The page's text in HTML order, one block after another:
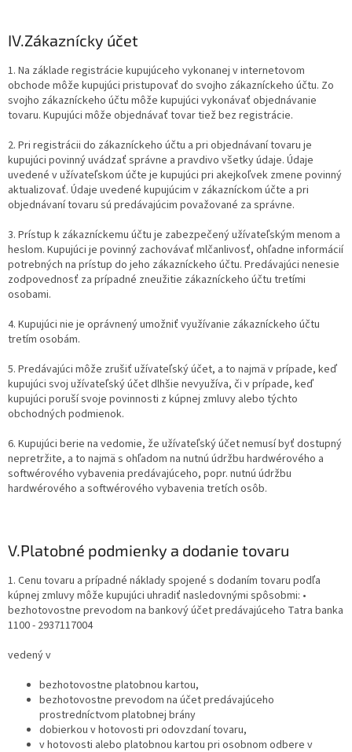
IV.Zákaznícky účet
1. Na základe registrácie kupujúceho vykonanej v internetovom
obchode môže kupujúci pristupovať do svojho zákazníckeho účtu. Zo
svojho zákazníckeho účtu môže kupujúci vykonávať objednávanie
tovaru. Kupujúci môže objednávať tovar tiež bez registrácie.
2. Pri registrácii do zákazníckeho účtu a pri objednávaní tovaru je
kupujúci povinný uvádzať správne a pravdivo všetky údaje. Údaje
uvedené v užívateľskom účte je kupujúci pri akejkoľvek zmene povinný
aktualizovať. Údaje uvedené kupujúcim v zákazníckom účte a pri
objednávaní tovaru sú predávajúcim považované za správne.
3. Prístup k zákazníckemu účtu je zabezpečený užívateľským menom a
heslom. Kupujúci je povinný zachovávať mlčanlivosť, ohľadne informácií
potrebných na prístup do jeho zákazníckeho účtu. Predávajúci nenesie
zodpovednosť za prípadné zneužitie zákazníckeho účtu tretími
osobami.
4. Kupujúci nie je oprávnený umožniť využívanie zákazníckeho účtu
tretím osobám.
5. Predávajúci môže zrušiť užívateľský účet, a to najmä v prípade, keď
kupujúci svoj užívateľský účet dlhšie nevyužíva, či v prípade, keď
kupujúci poruší svoje povinnosti z kúpnej zmluvy alebo týchto
obchodných podmienok.
6. Kupujúci berie na vedomie, že užívateľský účet nemusí byť dostupný
nepretržite, a to najmä s ohľadom na nutnú údržbu hardwérového a
softwérového vybavenia predávajúceho, popr. nutnú údržbu
hardwérového a softwérového vybavenia tretích osôb.
V.Platobné podmienky a dodanie tovaru
1. Cenu tovaru a prípadné náklady spojené s dodaním tovaru podľa
kúpnej zmluvy môže kupujúci uhradiť nasledovnými spôsobmi: •
bezhotovostne prevodom na bankový účet predávajúceho Tatra banka
1100 - 2937117004
vedený v
bezhotovostne platobnou kartou,
bezhotovostne prevodom na účet predávajúceho
prostredníctvom platobnej brány
dobierkou v hotovosti pri odovzdaní tovaru,
v hotovosti alebo platobnou kartou pri osobnom odbere v